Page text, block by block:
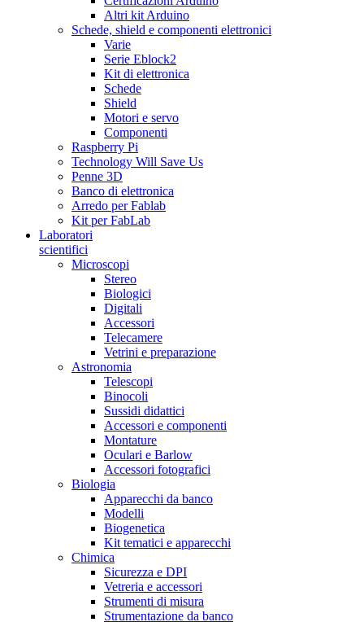
Altri kit Arduino
Schede, shield e componenti elettronici
Varie
Serie Eblock2
Kit di elettronica
Schede
Shield
Motori e servo
Componenti
Raspberry Pi
Technology Will Save Us
Penne 3D
Banco di elettronica
Arredo per Fablab
Kit per FabLab
Laboratori
scientifici
Microscopi
Stereo
Biologici
Digitali
Accessori
Telecamere
Vetrini e preparazione
Astronomia
Telescopi
Binocoli
Sussidi didattici
Accessori e componenti
Montature
Oculari e Barlow
Accessori fotografici
Biologia
Apparecchi da banco
Modelli
Biogenetica
Kit tematici e apparecchi
Chimica
Sicurezza e DPI
Vetreria e accessori
Strumenti di misura
Strumentazione da banco